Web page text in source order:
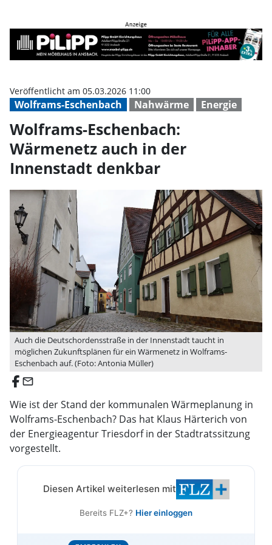
Wolframs-Eschenbach Nahwärme Energie
Veröffentlicht am 05.03.2026 11:00
Wolframs-Eschenbach:
Wärmenetz auch in der
Innenstadt denkbar
Auch die Deutschordensstraße in der Innenstadt taucht in
möglichen Zukunftsplänen für ein Wärmenetz in Wolframs-
Eschenbach auf. (Foto: Antonia Müller)
email
Wie ist der Stand der kommunalen Wärmeplanung in
Wolframs-Eschenbach? Das hat Klaus Härterich von
der Energieagentur Triesdorf in der Stadtratssitzung
vorgestellt.
Diesen Artikel weiterlesen mit
Bereits FLZ+? Hier einloggen